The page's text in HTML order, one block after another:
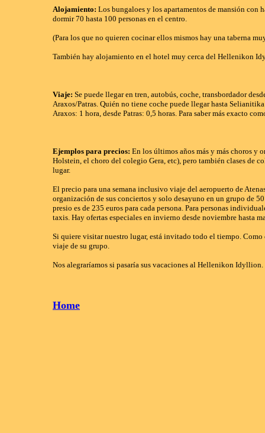
Alojamiento: Los bungaloes y los apartamentos de mansión con
dormir 70 hasta 100 personas en el centro.
(Para los que no quieren cocinar ellos mismos hay una taberna
También hay alojamiento en el hotel muy cerca del Hellenikon
Viaje: Se puede llegar en tren, autobús, coche, transbordador
Araxos/Patras. Quién no tiene coche puede llegar hasta
Araxos: 1 hora, desde Patras: 0,5 horas. Para saber más exacto
Ejemplos para precios: En los últimos años más y más choros y
Holstein, el choro del colegio Gera, etc), pero también clases de
lugar.
El precio para una semana inclusivo viaje del aeropuerto de
organización de sus conciertos y solo desayuno en un grupo de
presio es de 235 euros para cada persona. Para personas
taxis. Hay ofertas especiales en invierno desde noviembre hasta
Si quiere visitar nuestro lugar, está invitado todo el tiempo. Como
viaje de su grupo.
Nos alegraríamos si pasaría sus vacaciones al Hellenikon Idyllion.
Home